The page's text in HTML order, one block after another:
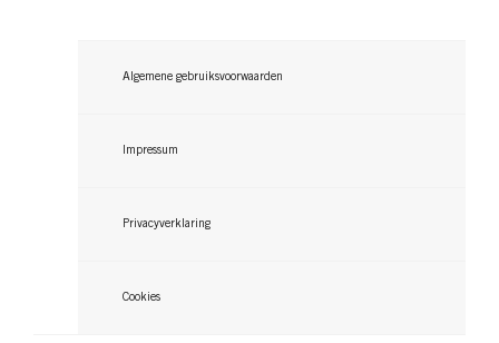
Algemene gebruiksvoorwaarden
Impressum
Privacyverklaring
Cookies